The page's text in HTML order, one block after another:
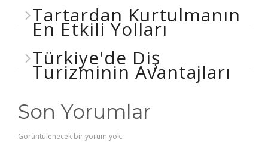
Tartardan Kurtulmanın
En Etkili Yolları
Türkiye'de Diş
Turizminin Avantajları
Son Yorumlar
Görüntülenecek bir yorum yok.